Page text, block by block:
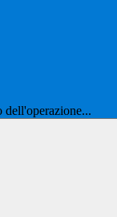
dell'operazione...